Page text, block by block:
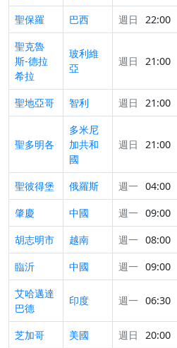
聖保羅
巴西 週日
22:00
聖克魯
斯-德拉
希拉
玻利維
亞
週日 21:00
聖地亞哥 智利 週日 21:00
聖多明各
多米尼
加共和
國
週日 21:00
聖彼得堡 俄羅斯 週一 04:00
肇慶
中國 週一 09:00
胡志明市
越南 週一 08:00
臨沂
中國 週一 09:00
艾哈邁達
巴德
印度 週一 06:30
芝加哥 美國 週日
20:00